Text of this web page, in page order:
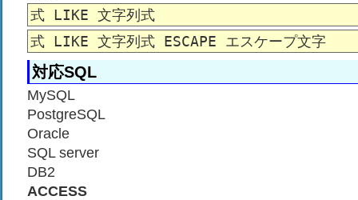
式 LIKE 文字列式
式 LIKE 文字列式 ESCAPE エスケープ文字
対応SQL
MySQL
PostgreSQL
Oracle
SQL server
DB2
ACCESS